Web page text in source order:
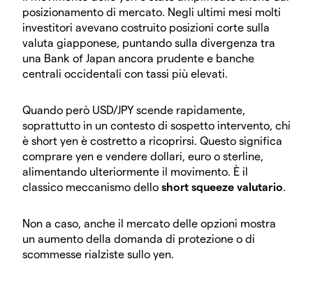
posizionamento di mercato. Negli ultimi mesi molti
investitori avevano costruito posizioni corte sulla
valuta giapponese, puntando sulla divergenza tra
una Bank of Japan ancora prudente e banche
centrali occidentali con tassi più elevati.
Quando però USD/JPY scende rapidamente,
soprattutto in un contesto di sospetto intervento, chi
è short yen è costretto a ricoprirsi. Questo significa
comprare yen e vendere dollari, euro o sterline,
alimentando ulteriormente il movimento. È il
classico meccanismo dello short squeeze valutario.
Non a caso, anche il mercato delle opzioni mostra
un aumento della domanda di protezione o di
scommesse rialziste sullo yen.